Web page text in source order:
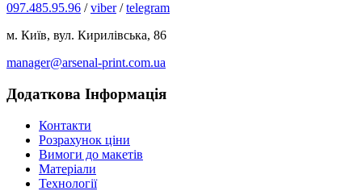
097.485.95.96 /viber/telegram
м. Київ, вул. Кирилівська, 86
manager@arsenal-print.com.ua
Додаткова Інформація
Контакти
Розрахунок ціни
Вимоги до макетів
Матеріали
Технології